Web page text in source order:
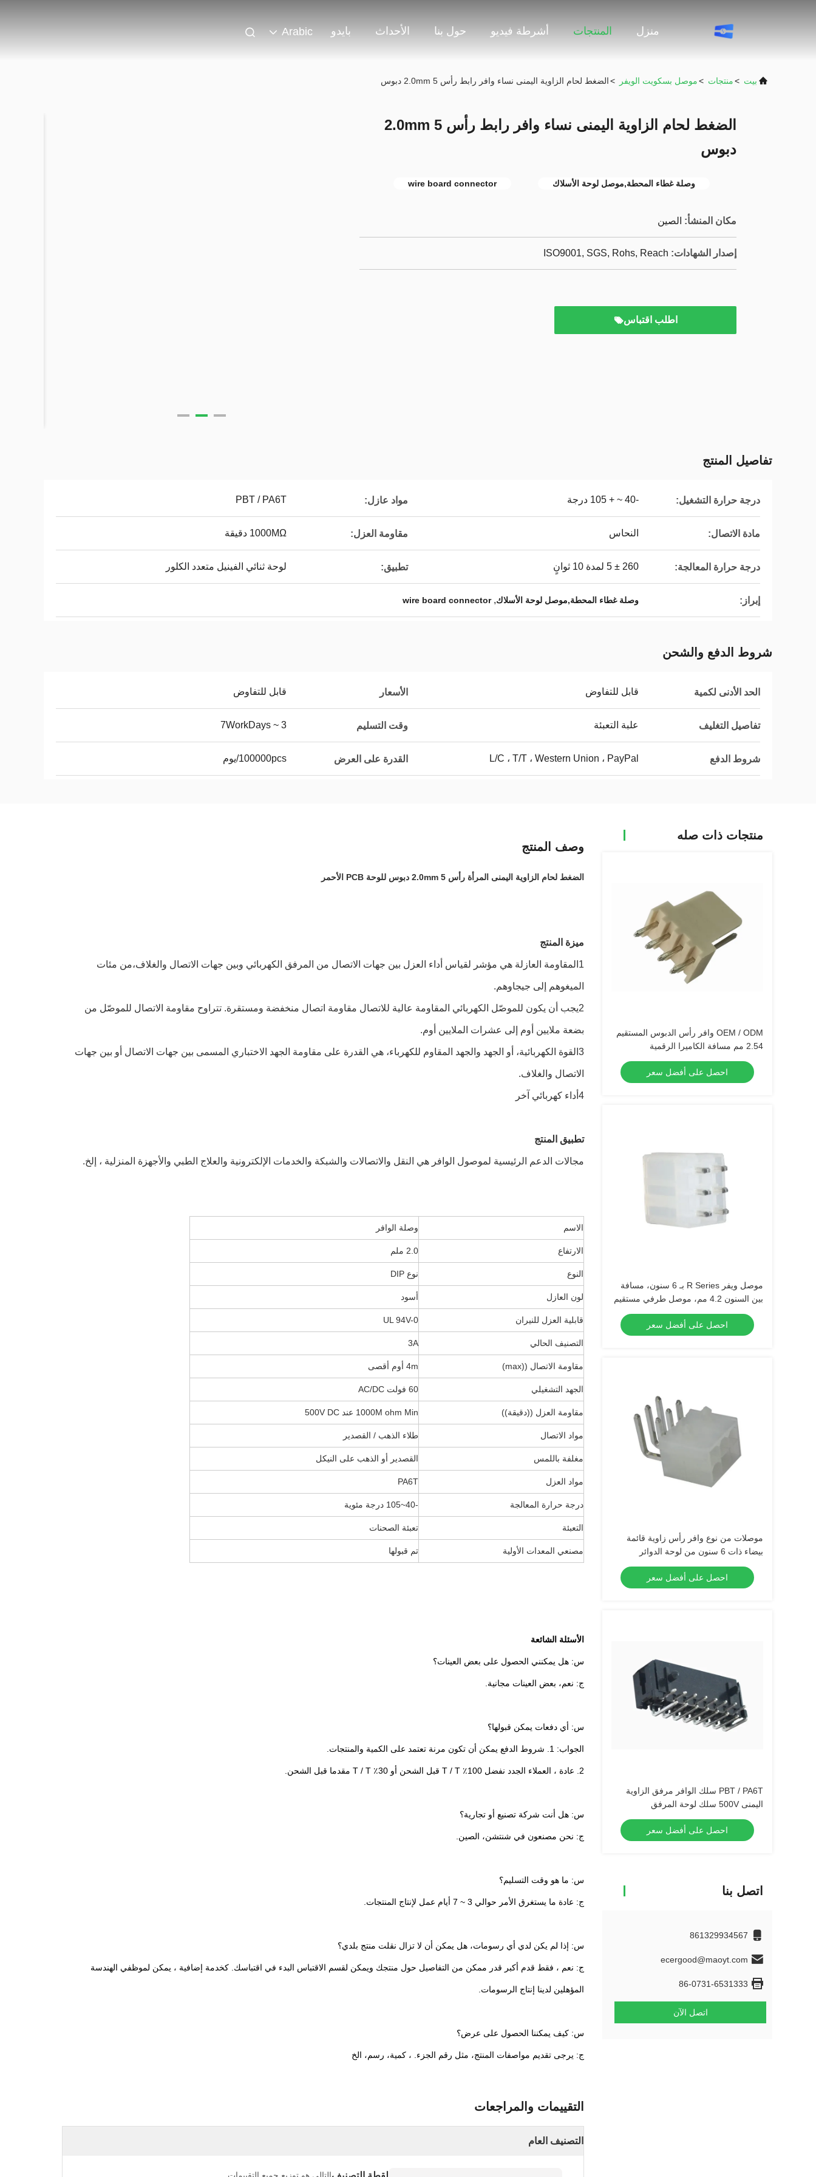
منزل المنتجات أشرطة فيديو حول بنا الأحداث بايدو Arabic
بيت >منتجات >موصل بسكويت الويفر >الضغط لحام الزاوية اليمنى نساء وافر رابط رأس 2.0mm 5 دبوس
الضغط لحام الزاوية اليمنى نساء وافر رابط رأس 2.0mm 5
دبوس
وصلة غطاء المحطة,موصل لوحة الأسلاك wire board connector
مكان المنشأ: الصين
إصدار الشهادات: ISO9001, SGS, Rohs, Reach
اطلب اقتباس
تفاصيل المنتج
درجة حرارة التشغيل: -40 ~ + 105 درجة مواد عازل: PBT / PA6T
مادة الاتصال: النحاس مقاومة العزل: 1000MΩ دقيقة
درجة حرارة المعالجة: 260 ± 5 لمدة 10 ثوانٍ تطبيق: لوحة ثنائي الفينيل متعدد الكلور
إبراز: وصلة غطاء المحطة,موصل لوحة الأسلاك,
wire board connector
شروط الدفع والشحن
الحد الأدنى لكمية قابل للتفاوض الأسعار قابل للتفاوض
تفاصيل التغليف علبة التعبئة وقت التسليم 3 ~ 7WorkDays
شروط الدفع L/C ، T/T ، Western Union ، PayPal القدرة على العرض 100000pcs/يوم
منتجات ذات صله
OEM / ODM وافر رأس الدبوس المستقيم
2.54 مم مسافة الكاميرا الرقمية
احصل على أفضل سعر
موصل ويفر R Series بـ 6 سنون، مسافة
بين السنون 4.2 مم، موصل طرفي مستقيم
احصل على أفضل سعر
موصلات من نوع وافر رأس زاوية قائمة
بيضاء ذات 6 سنون من لوحة الدوائر
المطبوعة إلى السلك إلى اللوحة، مقاومة
30 مللي أوم
احصل على أفضل سعر
PBT / PA6T سلك الوافر مرفق الزاوية
اليمنى 500V سلك لوحة المرفق
احصل على أفضل سعر
اتصل بنا
861329934567
ecergood@maoyt.com
86-0731-6531333
اتصل الآن
وصف المنتج
الضغط لحام الزاوية اليمنى المرأة رأس 2.0mm 5 دبوس للوحة PCB الأحمر
ميزة المنتج
1المقاومة العازلة هي مؤشر لقياس أداء العزل بين جهات الاتصال من المرفق الكهربائي وبين جهات الاتصال والغلاف،من مئات
الميغوهم إلى جيجاوهم.
2يجب أن يكون للموصّل الكهربائي المقاومة عالية للاتصال مقاومة اتصال منخفضة ومستقرة. تتراوح مقاومة الاتصال للموصّل من
بضعة ملايين أوم إلى عشرات الملايين أوم.
3القوة الكهربائية، أو الجهد والجهد المقاوم للكهرباء، هي القدرة على مقاومة الجهد الاختباري المسمى بين جهات الاتصال أو بين جهات
الاتصال والغلاف.
4أداء كهربائي آخر
تطبيق المنتج
مجالات الدعم الرئيسية لموصول الوافر هي النقل والاتصالات والشبكة والخدمات الإلكترونية والعلاج الطبي والأجهزة المنزلية ، إلخ.
الاسم وصلة الوافر
الارتفاع 2.0 ملم
النوع نوع DIP
لون العازل أسود
قابلية العزل للنيران UL 94V-0
التصنيف الحالي 3A
مقاومة الاتصال ((max) 4m أوم أقصى
الجهد التشغيلي 60 فولت AC/DC
مقاومة العزل ((دقيقة)) 1000M ohm Min عند 500V DC
مواد الاتصال طلاء الذهب / القصدير
مغلفة باللمس القصدير أو الذهب على النيكل
مواد العزل PA6T
درجة حرارة المعالجة -40~105 درجة مئوية
التعبئة تعبئة الصحنات
مصنعي المعدات الأولية تم قبولها
الأسئلة الشائعة
س: هل يمكنني الحصول على بعض العينات؟
ج: نعم، بعض العينات مجانية.
س: أي دفعات يمكن قبولها؟
الجواب: 1. شروط الدفع يمكن أن تكون مرنة تعتمد على الكمية والمنتجات.
2. عادة ، العملاء الجدد نفضل 100٪ T / T قبل الشحن أو 30٪ T / T مقدما قبل الشحن.
س: هل أنت شركة تصنيع أو تجارية؟
ج: نحن مصنعون في شنتشن، الصين.
س: ما هو وقت التسليم؟
ج: عادة ما يستغرق الأمر حوالي 3 ~ 7 أيام عمل لإنتاج المنتجات.
س: إذا لم يكن لدي أي رسومات، هل يمكن أن لا تزال نقلت منتج بلدي؟
ج: نعم ، فقط قدم أكبر قدر ممكن من التفاصيل حول منتجك ويمكن لقسم الاقتباس البدء في اقتباسك. كخدمة إضافية ، يمكن لموظفي الهندسة
المؤهلين لدينا إنتاج الرسومات.
س: كيف يمكننا الحصول على عرض؟
ج: يرجى تقديم مواصفات المنتج، مثل رقم الجزء. ، كمية، رسم، الخ
التقييمات والمراجعات
التصنيف العام